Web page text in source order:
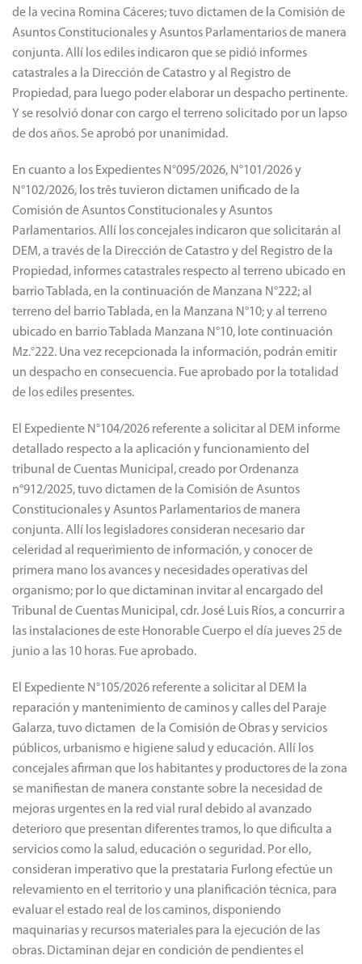
de la vecina Romina Cáceres; tuvo dictamen de la Comisión de
Asuntos Constitucionales y Asuntos Parlamentarios de manera
conjunta. Allí los ediles indicaron que se pidió informes
catastrales a la Dirección de Catastro y al Registro de
Propiedad, para luego poder elaborar un despacho pertinente.
Y se resolvió donar con cargo el terreno solicitado por un lapso
de dos años. Se aprobó por unanimidad.
En cuanto a los Expedientes N°095/2026, N°101/2026 y
N°102/2026, los três tuvieron dictamen unificado de la
Comisión de Asuntos Constitucionales y Asuntos
Parlamentarios. Allí los concejales indicaron que solicitarán al
DEM, a través de la Dirección de Catastro y del Registro de la
Propiedad, informes catastrales respecto al terreno ubicado en
barrio Tablada, en la continuación de Manzana N°222; al
terreno del barrio Tablada, en la Manzana N°10; y al terreno
ubicado en barrio Tablada Manzana N°10, lote continuación
Mz.°222. Una vez recepcionada la información, podrán emitir
un despacho en consecuencia. Fue aprobado por la totalidad
de los ediles presentes.
El Expediente N°104/2026 referente a solicitar al DEM informe
detallado respecto a la aplicación y funcionamiento del
tribunal de Cuentas Municipal, creado por Ordenanza
n°912/2025, tuvo dictamen de la Comisión de Asuntos
Constitucionales y Asuntos Parlamentarios de manera
conjunta. Allí los legisladores consideran necesario dar
celeridad al requerimiento de información, y conocer de
primera mano los avances y necesidades operativas del
organismo; por lo que dictaminan invitar al encargado del
Tribunal de Cuentas Municipal, cdr. José Luis Ríos, a concurrir a
las instalaciones de este Honorable Cuerpo el día jueves 25 de
junio a las 10 horas. Fue aprobado.
El Expediente N°105/2026 referente a solicitar al DEM la
reparación y mantenimiento de caminos y calles del Paraje
Galarza, tuvo dictamen de la Comisión de Obras y servicios
públicos, urbanismo e higiene salud y educación. Allí los
concejales afirman que los habitantes y productores de la zona
se manifiestan de manera constante sobre la necesidad de
mejoras urgentes en la red vial rural debido al avanzado
deterioro que presentan diferentes tramos, lo que dificulta a
servicios como la salud, educación o seguridad. Por ello,
consideran imperativo que la prestataria Furlong efectúe un
relevamiento en el territorio y una planificación técnica, para
evaluar el estado real de los caminos, disponiendo
maquinarias y recursos materiales para la ejecución de las
obras. Dictaminan dejar en condición de pendientes el